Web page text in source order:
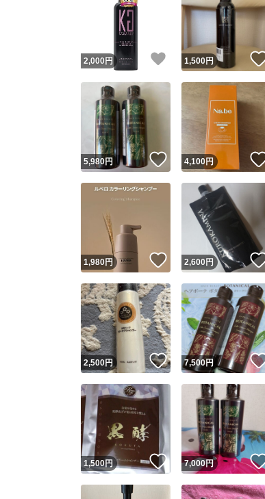
2,000 円 いいね！
1,500円
5,980円 いいね！
4,100円
1,980円 いいね！
2,600円
2,500円 いいね！
7,500円
1,500円 いいね！
7,000円